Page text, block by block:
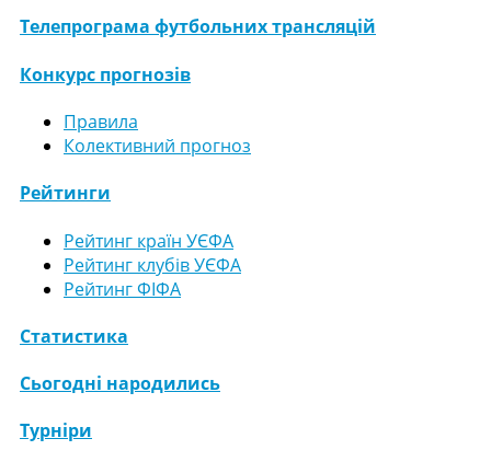
Телепрограма футбольних трансляцій
Конкурс прогнозів
Правила
Колективний прогноз
Рейтинги
Рейтинг країн УЄФА
Рейтинг клубів УЄФА
Рейтинг ФІФА
Статистика
Сьогодні народились
Турніри